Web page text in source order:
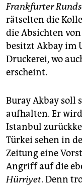
Frankfurter
rätselten die
die Absichten
besitzt Akbay im
Druckerei, wo
erscheint.
Buray Akbay soll
aufhalten. Er
Istanbul
Türkei sehen in
Zeitung eine
Angriff auf die
Hürriyet. Denn